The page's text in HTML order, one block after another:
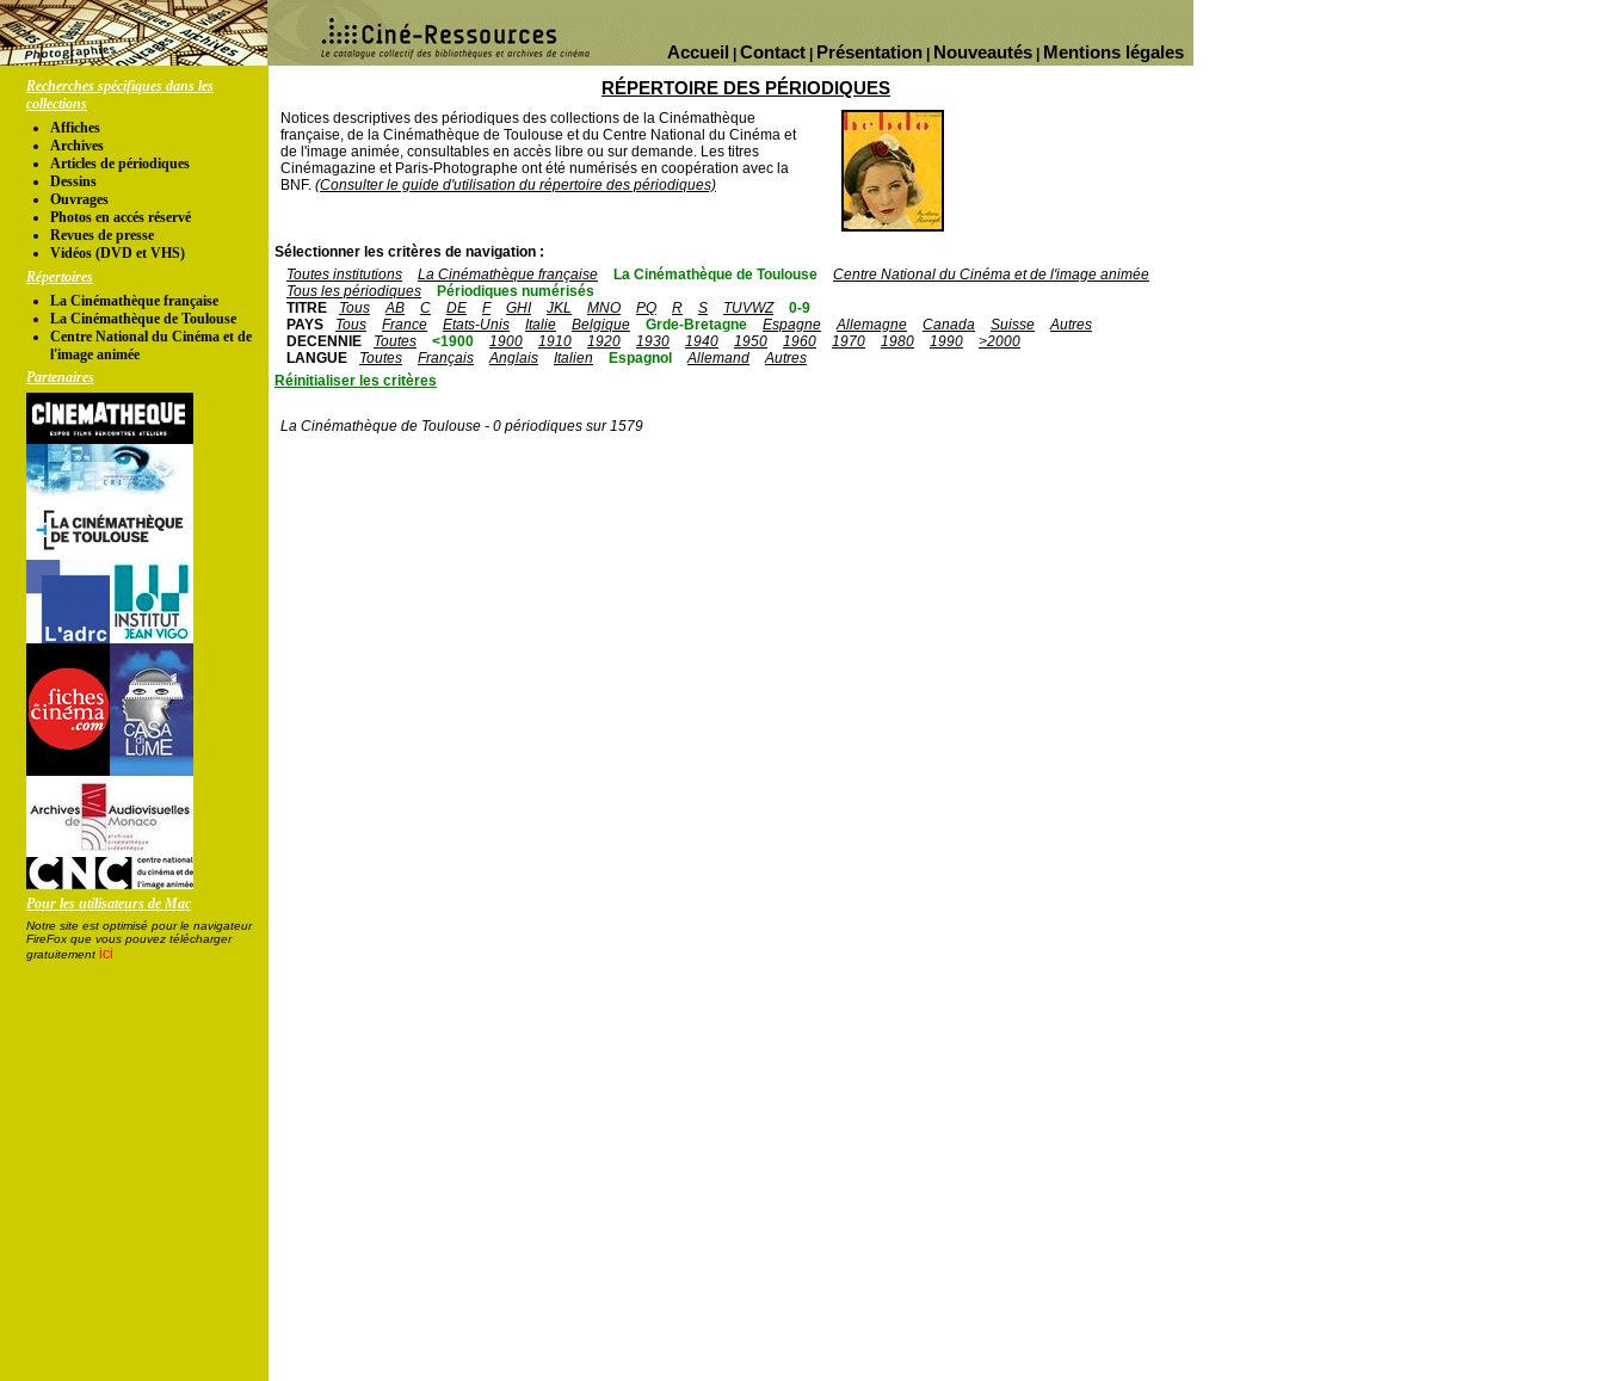
Mentions légales
Nouveautés
Présentation
Contact
Accueil
Recherches spécifiques dans les
collections
Affiches
Archives
Articles de périodiques
Dessins
Ouvrages
Photos en accés réservé
Revues de presse
Vidéos (DVD et VHS)
Répertoires
La Cinémathèque française
La Cinémathèque de Toulouse
Centre National du Cinéma et de
l'image animée
Partenaires
Pour les utilisateurs de Mac
Notre site est optimisé pour le navigateur
FireFox que vous pouvez télécharger
gratuitement ici
RÉPERTOIRE DES PÉRIODIQUES
Notices descriptives des périodiques des collections de la Cinémathèque
française, de la Cinémathèque de Toulouse et du Centre National du Cinéma et
de l'image animée, consultables en accès libre ou sur demande. Les titres
Cinémagazine et Paris-Photographe ont été numérisés en coopération avec la
BNF. (Consulter le guide d'utilisation du répertoire des périodiques)
Sélectionner les critères de navigation :
Toutes institutions
La Cinémathèque française La Cinémathèque de Toulouse
Centre National du Cinéma et de l'image animée
Tous les périodiques
Périodiques numérisés
TITRE
Tous AB C DE F GHI JKL MNO PQ R S TUVWZ
0-9
PAYS
Tous France Etats-Unis Italie Belgique Grde-Bretagne Espagne Allemagne Canada Suisse
Autres
DECENNIE
Toutes <1900 1900 1910 1920 1930 1940 1950 1960 1970 1980 1990
>2000
LANGUE
Toutes Français Anglais Italien Espagnol Allemand
Autres
Réinitialiser les critères
La Cinémathèque de Toulouse - 0 périodiques sur 1579